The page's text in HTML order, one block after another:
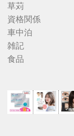
草苅
資格関係
車中泊
雑記
食品